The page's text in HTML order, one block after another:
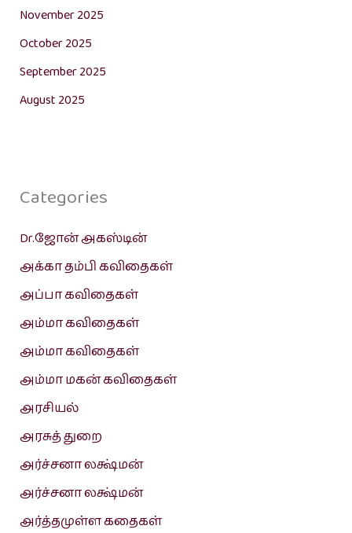
November 2025
October 2025
September 2025
August 2025
Categories
Dr.ஜோன் அகஸ்டின்
அக்கா தம்பி கவிதைகள்
அப்பா கவிதைகள்
அம்மா கவிதைகள்
அம்மா கவிதைகள்
அம்மா மகன் கவிதைகள்
அரசியல்
அரசுத் துறை
அர்ச்சனா லக்ஷ்மன்
அர்ச்சனா லக்ஷ்மன்
அர்த்தமுள்ள கதைகள்